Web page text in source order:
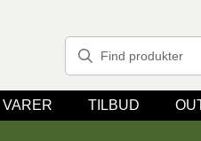
VARER TILBUD